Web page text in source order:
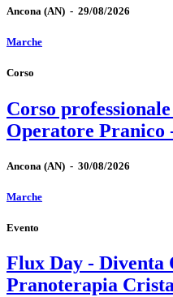
Ancona (AN) - 29/08/2026
Marche
Corso
Corso
Operatore Pranico
Ancona (AN) - 30/08/2026
Marche
Evento
Flux Day - Diventa
Pranoterapia